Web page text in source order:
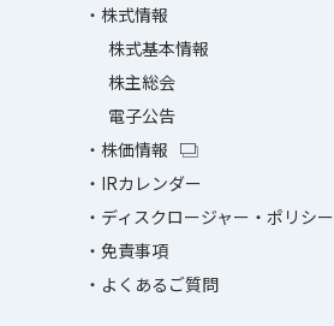
株式情報
株式基本情報
株主総会
電子公告
株価情報
IRカレンダー
ディスクロージャー・ポリシー
免責事項
よくあるご質問